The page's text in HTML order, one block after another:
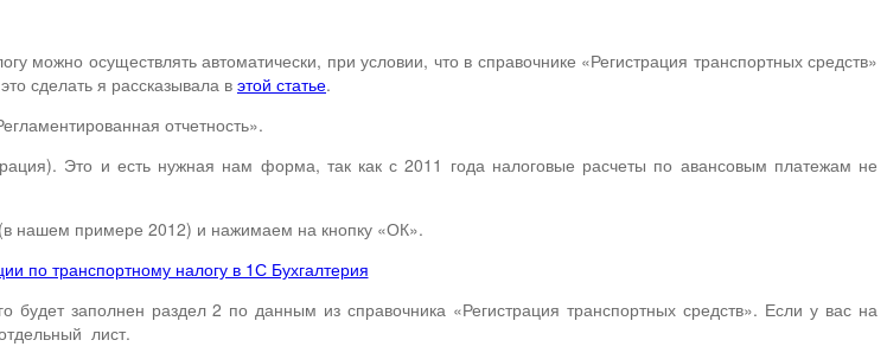
осуществлять автоматически, при условии, что в справочнике «Регистрация транспортных средств»
сделать я рассказывала в этой статье.
отчетность».
Это и есть нужная нам форма, так как с 2011 года налоговые расчеты по авансовым платежам не
нашем примере 2012) и нажимаем на кнопку «ОК».
будет заполнен раздел 2 по данным из справочника «Регистрация транспортных средств». Если у вас на
лист.